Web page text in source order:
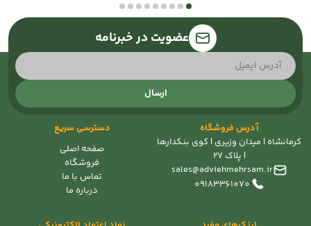
عضویت در خبرنامه
ارسال
آدرس فروشگاه
کرمانشاه | میدان وزیری | کوی بنکدارها
| پلاک 27
sales@adviehmehrsam.ir
09183361070
دسترسی سریع
صفحه اصلی
فروشگاه
تماس با ما
درباره ما